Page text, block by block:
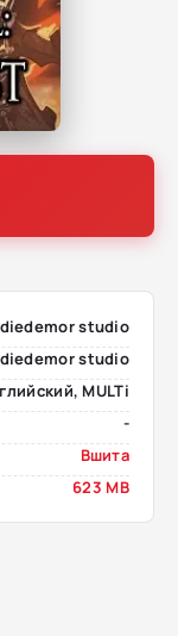
diedemor studio
diedemor studio
MULTi
-
Вшита
623 MB